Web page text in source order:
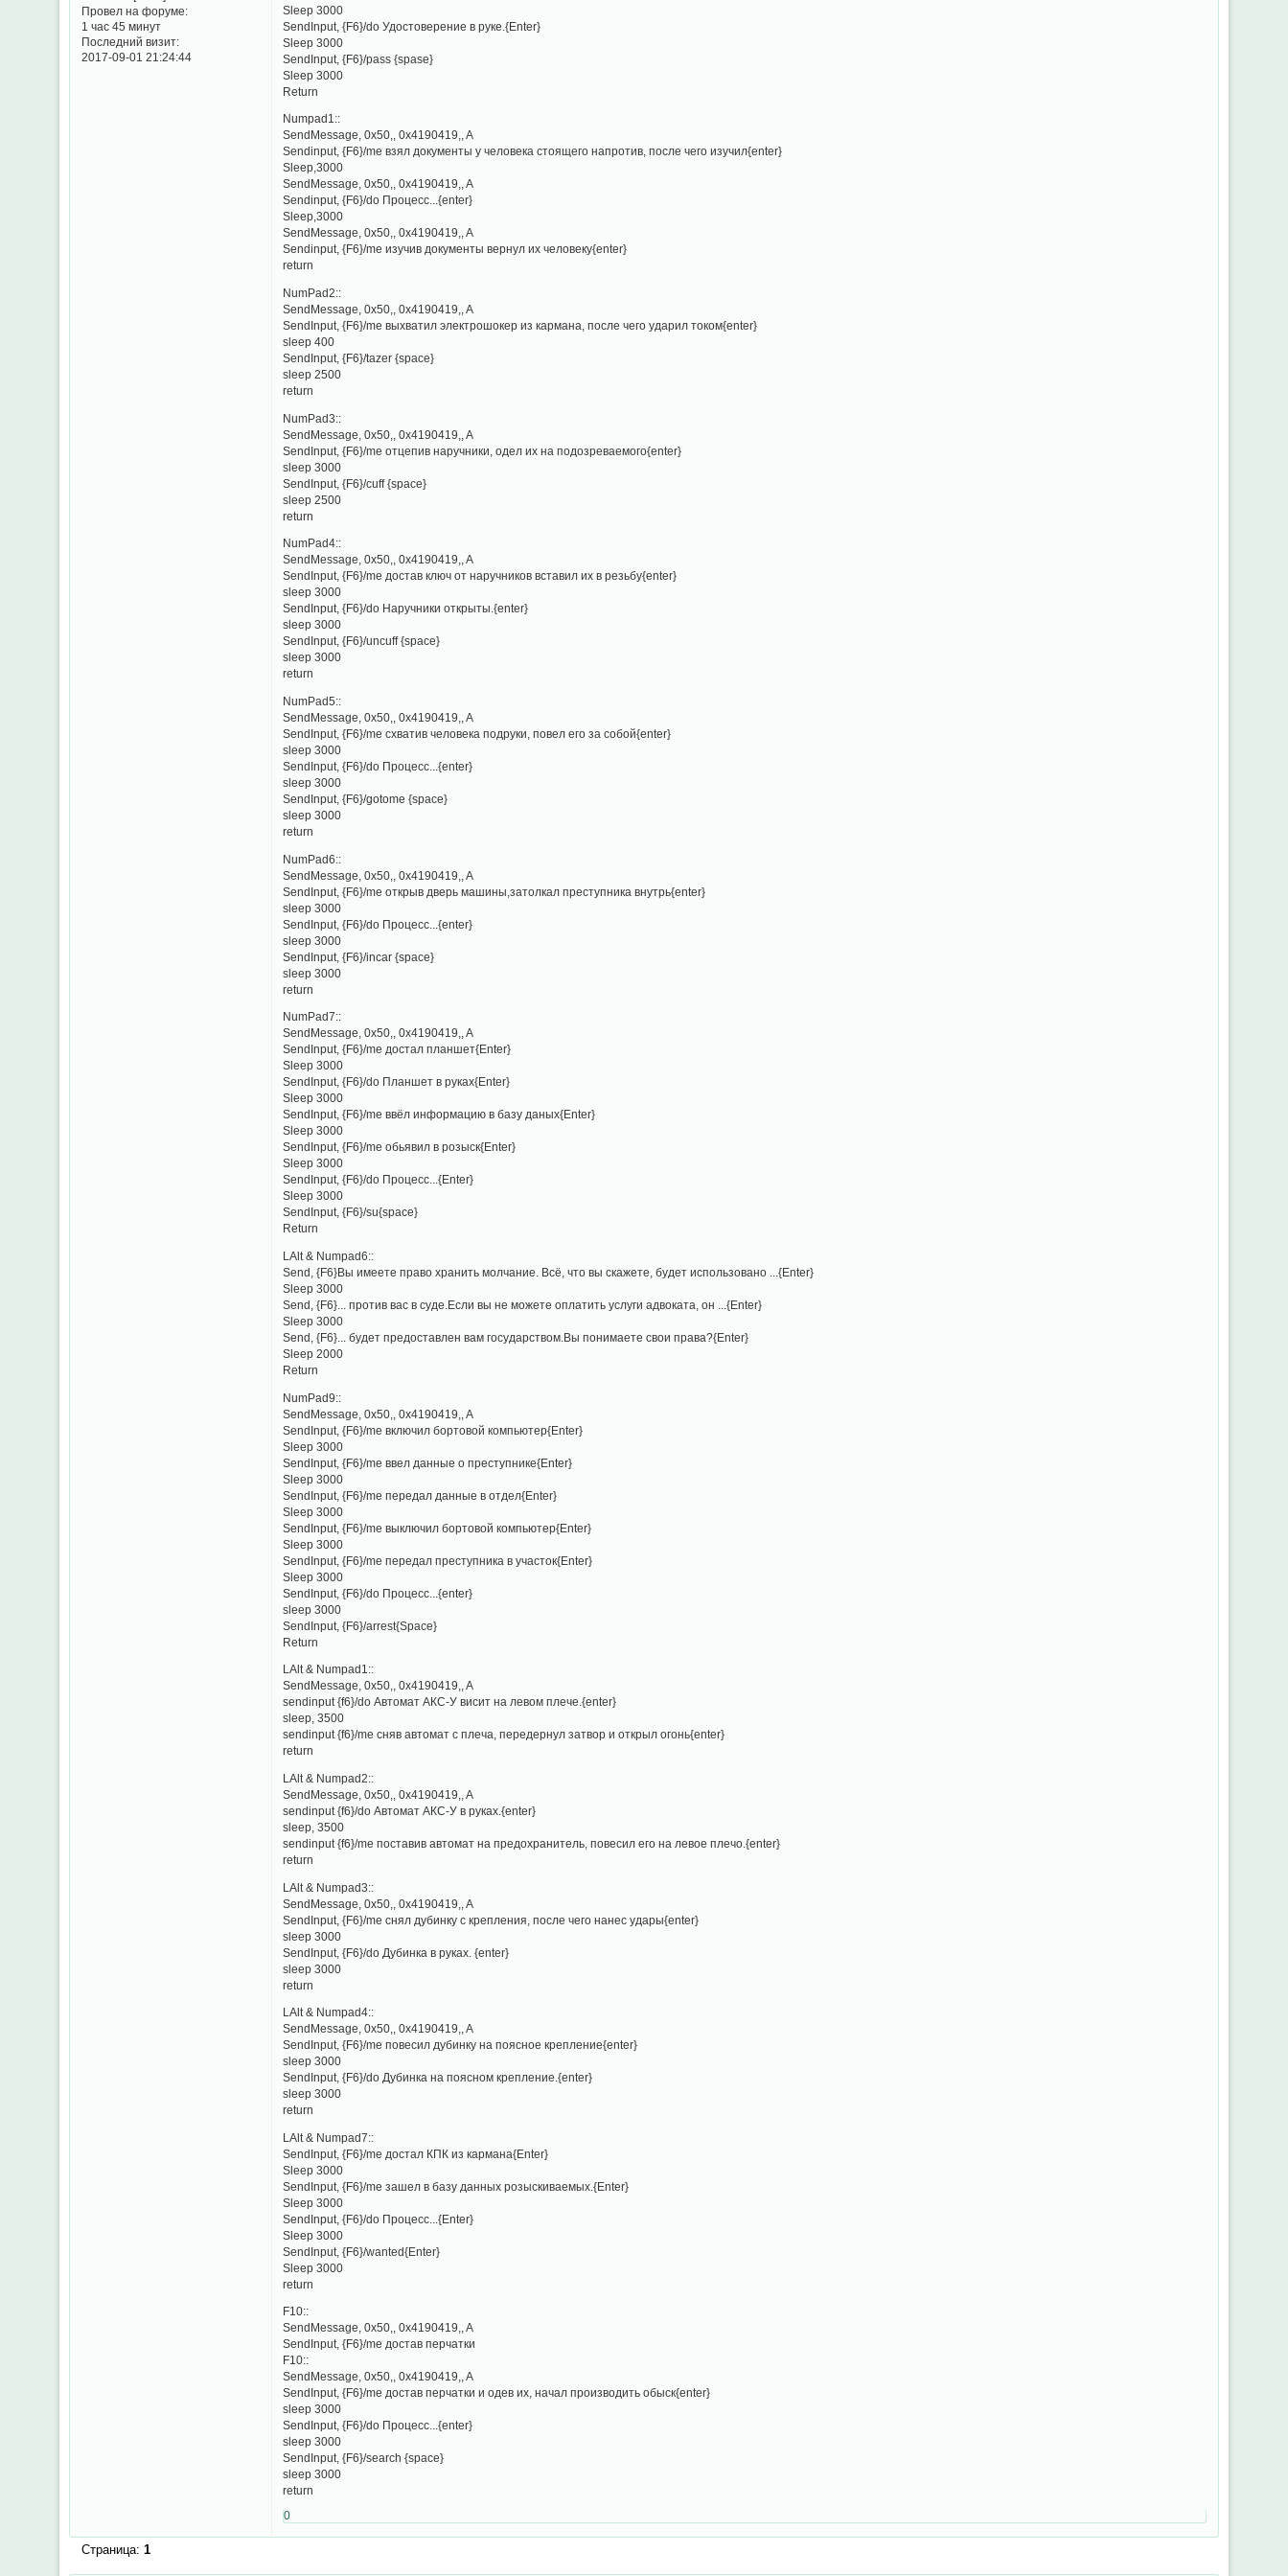
Провел на форуме:
1 час 45 минут
Последний визит:
2017-09-01 21:24:44
Sleep 3000
SendInput, {F6}/do Удостоверение в руке.{Enter}
Sleep 3000
SendInput, {F6}/pass {spase}
Sleep 3000
Return
Numpad1::
SendMessage, 0x50,, 0x4190419,, A
Sendinput, {F6}/me взял документы у человека стоящего напротив, после чего изучил{enter}
Sleep,3000
SendMessage, 0x50,, 0x4190419,, A
Sendinput, {F6}/do Процесс...{enter}
Sleep,3000
SendMessage, 0x50,, 0x4190419,, A
Sendinput, {F6}/me изучив документы вернул их человеку{enter}
return
NumPad2::
SendMessage, 0x50,, 0x4190419,, A
SendInput, {F6}/me выхватил электрошокер из кармана, после чего ударил током{enter}
sleep 400
SendInput, {F6}/tazer {space}
sleep 2500
return
NumPad3::
SendMessage, 0x50,, 0x4190419,, A
SendInput, {F6}/me отцепив наручники, одел их на подозреваемого{enter}
sleep 3000
SendInput, {F6}/cuff {space}
sleep 2500
return
NumPad4::
SendMessage, 0x50,, 0x4190419,, A
SendInput, {F6}/me достав ключ от наручников вставил их в резьбу{enter}
sleep 3000
SendInput, {F6}/do Наручники открыты.{enter}
sleep 3000
SendInput, {F6}/uncuff {space}
sleep 3000
return
NumPad5::
SendMessage, 0x50,, 0x4190419,, A
SendInput, {F6}/me схватив человека подруки, повел его за собой{enter}
sleep 3000
SendInput, {F6}/do Процесс...{enter}
sleep 3000
SendInput, {F6}/gotome {space}
sleep 3000
return
NumPad6::
SendMessage, 0x50,, 0x4190419,, A
SendInput, {F6}/me открыв дверь машины,затолкал преступника внутрь{enter}
sleep 3000
SendInput, {F6}/do Процесс...{enter}
sleep 3000
SendInput, {F6}/incar {space}
sleep 3000
return
NumPad7::
SendMessage, 0x50,, 0x4190419,, A
SendInput, {F6}/me достал планшет{Enter}
Sleep 3000
SendInput, {F6}/do Планшет в руках{Enter}
Sleep 3000
SendInput, {F6}/me ввёл информацию в базу даных{Enter}
Sleep 3000
SendInput, {F6}/me обьявил в розыск{Enter}
Sleep 3000
SendInput, {F6}/do Процесс...{Enter}
Sleep 3000
SendInput, {F6}/su{space}
Return
LAlt & Numpad6::
Send, {F6}Вы имеете право хранить молчание. Всё, что вы скажете, будет использовано ...{Enter}
Sleep 3000
Send, {F6}... против вас в суде.Если вы не можете оплатить услуги адвоката, он ...{Enter}
Sleep 3000
Send, {F6}... будет предоставлен вам государством.Вы понимаете свои права?{Enter}
Sleep 2000
Return
NumPad9::
SendMessage, 0x50,, 0x4190419,, A
SendInput, {F6}/me включил бортовой компьютер{Enter}
Sleep 3000
SendInput, {F6}/me ввел данные о преступнике{Enter}
Sleep 3000
SendInput, {F6}/me передал данные в отдел{Enter}
Sleep 3000
SendInput, {F6}/me выключил бортовой компьютер{Enter}
Sleep 3000
SendInput, {F6}/me передал преступника в участок{Enter}
Sleep 3000
SendInput, {F6}/do Процесс...{enter}
sleep 3000
SendInput, {F6}/arrest{Space}
Return
LAlt & Numpad1::
SendMessage, 0x50,, 0x4190419,, A
sendinput {f6}/do Автомат АКС-У висит на левом плече.{enter}
sleep, 3500
sendinput {f6}/me сняв автомат с плеча, передернул затвор и открыл огонь{enter}
return
LAlt & Numpad2::
SendMessage, 0x50,, 0x4190419,, A
sendinput {f6}/do Автомат АКС-У в руках.{enter}
sleep, 3500
sendinput {f6}/me поставив автомат на предохранитель, повесил его на левое плечо.{enter}
return
LAlt & Numpad3::
SendMessage, 0x50,, 0x4190419,, A
SendInput, {F6}/me снял дубинку с крепления, после чего нанес удары{enter}
sleep 3000
SendInput, {F6}/do Дубинка в руках. {enter}
sleep 3000
return
LAlt & Numpad4::
SendMessage, 0x50,, 0x4190419,, A
SendInput, {F6}/me повесил дубинку на поясное крепление{enter}
sleep 3000
SendInput, {F6}/do Дубинка на поясном крепление.{enter}
sleep 3000
return
LAlt & Numpad7::
SendInput, {F6}/me достал КПК из кармана{Enter}
Sleep 3000
SendInput, {F6}/me зашел в базу данных розыскиваемых.{Enter}
Sleep 3000
SendInput, {F6}/do Процесс...{Enter}
Sleep 3000
SendInput, {F6}/wanted{Enter}
Sleep 3000
return
F10::
SendMessage, 0x50,, 0x4190419,, A
SendInput, {F6}/me достав перчатки
F10::
SendMessage, 0x50,, 0x4190419,, A
SendInput, {F6}/me достав перчатки и одев их, начал производить обыск{enter}
sleep 3000
SendInput, {F6}/do Процесс...{enter}
sleep 3000
SendInput, {F6}/search {space}
sleep 3000
return
0
Страница: 1